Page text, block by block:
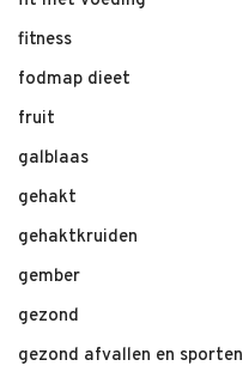
fitness
fodmap dieet
fruit
galblaas
gehakt
gehaktkruiden
gember
gezond
gezond afvallen en sporten